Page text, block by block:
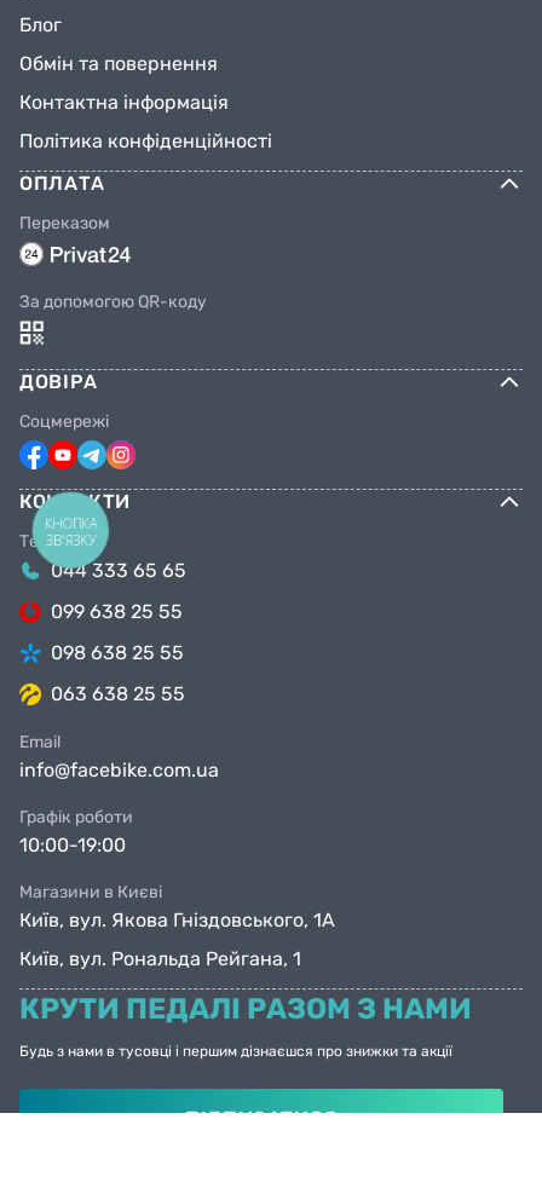
Блог
Обмін та повернення
Контактна інформація
Політика конфіденційності
ОПЛАТА
Переказом
За допомогою QR-коду
ДОВІРА
Соцмережі
КОНТАКТИ
Телефони
044 333 65 65
099 638 25 55
098 638 25 55
063 638 25 55
Email
info@facebike.com.ua
Графік роботи
10:00-19:00
Магазини в Києві
Київ, вул. Якова Гніздовського, 1А
Київ, вул. Рональда Рейгана, 1
КРУТИ ПЕДАЛІ РАЗОМ З НАМИ
Будь з нами в тусовці і першим дізнаєшся про знижки та акції
ПІДПИСАТИСЯ
КНОПКА
ЗВ'ЯЗКУ